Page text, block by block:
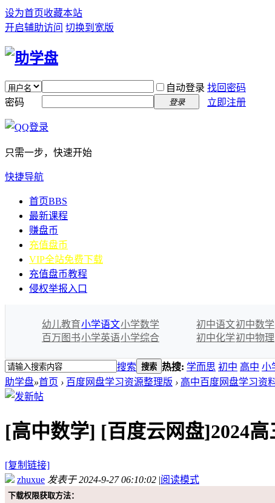
设为首页收藏本站
开启辅助访问 切换到宽版
自动登录 找回密码
密码
登录 立即注册
只需一步，快速开始
快捷导航
首页BBS
最新课程
赚盘币
充值盘币
VIP全站免费下载
充值盘币教程
侵权举报入口
幼儿教育小学语文小学数学
百万图书小学英语小学综合
初中语文初中数学
初中化学初中物理
搜索 搜索 热搜: 学而思 初中 高中 小
助学盘»首页 › 百度网盘学习资源整理版 › 高中百度网盘学习资
[高中数学] [百度云网盘]2024
[复制链接]
zhuxue 发表于 2024-9-27 06:10:02 |阅读模式
下载权限获取方法：